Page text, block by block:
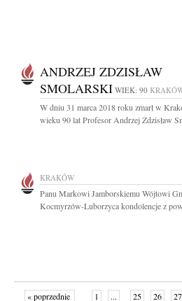
ANDRZEJ ZDZISŁAW
SMOLARSKI WIEK: 90
W dniu 31 marca 2018 roku zmarł w
wieku 90 lat Profesor Andrzej Zdzisław
KRAKÓW
Panu Markowi Jamborskiemu Wójtowi
Kocmyrzów-Luborzyca kondolencje z
« poprzednie 1 ... 25 26 27